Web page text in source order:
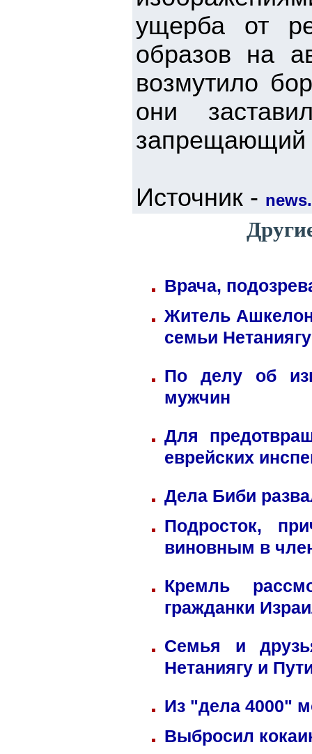
ущерба от
образов на
возмутило
они
запрещающий
Источник -
Врача,
Житель
семьи Нетаниягу
По делу об
мужчин
Для
еврейских
Дела Биби
Подросток,
виновным в
Кремль
гражданки
Семья и
Нетаниягу и
Из "дела 4000"
Выбросил